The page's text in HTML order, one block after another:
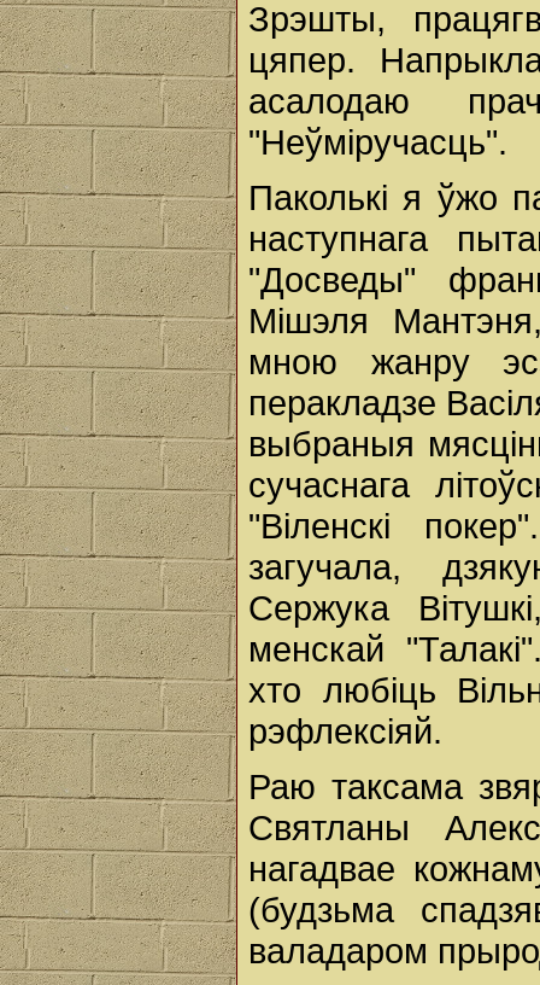
Зрэшты,
цяпер.
асалодаю
"Неўміручасць".
Паколькі я ўжо
наступнага
"Досведы"
Мішэля
мною жанру
перакладзе
выбраныя
сучаснага
"Віленскі
загучала,
Сержука
менскай
хто любіць
рэфлексіяй.
Раю таксама
Святланы
нагадвае
(будзьма
валадаром